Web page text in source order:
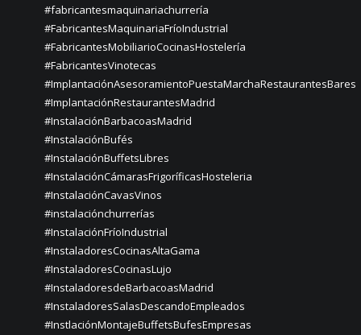
#fabricantesmaquinariachurrería
#FabricantesMaquinariaFríoIndustrial
#FabricantesMobiliarioCocinasHostelería
#FabricantesVinotecas
#ImplantaciónAsesoramientoPuestaMarchaRestaurantesBares
#ImplantaciónRestaurantesMadrid
#InstalaciónBarbacoasMadrid
#InstalaciónBufés
#InstalaciónBuffetsLibres
#InstalaciónCámarasFrigoríficasHosteleria
#InstalaciónCavasVinos
#instalaciónchurrerías
#InstalaciónFríoIndustrial
#InstaladoresCocinasAltaGama
#InstaladoresCocinasLujo
#InstaladoresdeBarbacoasMadrid
#InstaladoresSalasDescandoEmpleados
#InstlaciónMontajeBuffetsBufesEmpresas